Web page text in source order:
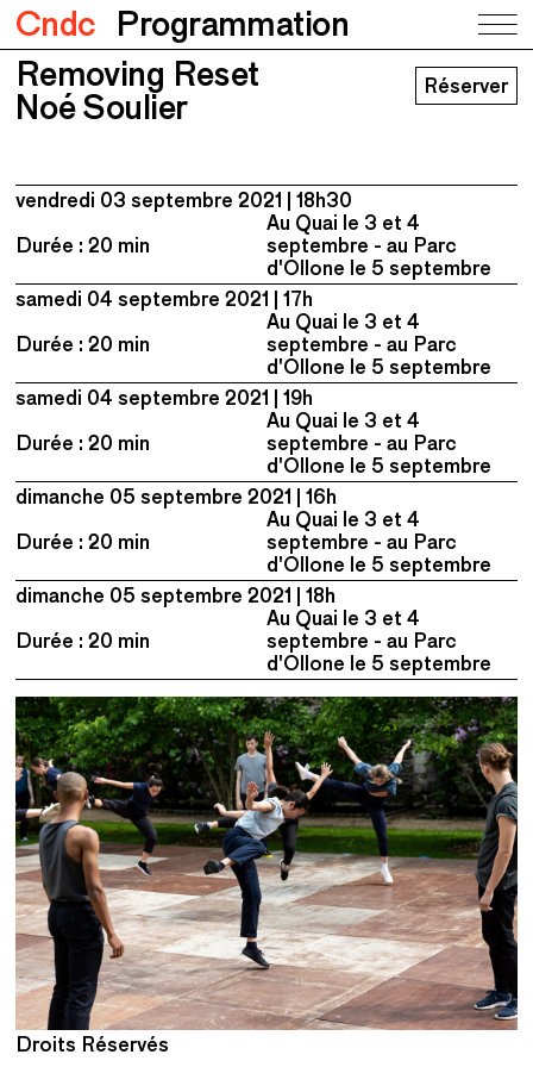
Cndc Programmation
Removing Reset
Noé Soulier
Removing Reset
Noé Soulier
Réserver
vendredi 03 septembre 2021
18h30
Durée : 20 min
Au Quai le 3 et 4
septembre - au Parc
d'Ollone le 5 septembre
samedi 04 septembre 2021
17h
Durée : 20 min
Au Quai le 3 et 4
septembre - au Parc
d'Ollone le 5 septembre
samedi 04 septembre 2021
19h
Durée : 20 min
Au Quai le 3 et 4
septembre - au Parc
d'Ollone le 5 septembre
dimanche 05 septembre 2021
16h
Durée : 20 min
Au Quai le 3 et 4
septembre - au Parc
d'Ollone le 5 septembre
dimanche 05 septembre 2021
18h
Durée : 20 min
Au Quai le 3 et 4
septembre - au Parc
d'Ollone le 5 septembre
Droits Réservés